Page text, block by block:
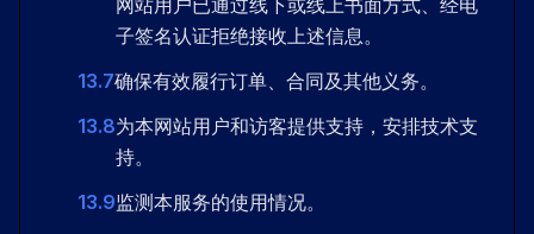
网站用户已通过线下或线上书面方式、经电
子签名认证拒绝接收上述信息。
13.7确保有效履行订单、合同及其他义务。
13.8为本网站用户和访客提供支持，安排技术支
持。
13.9监测本服务的使用情况。